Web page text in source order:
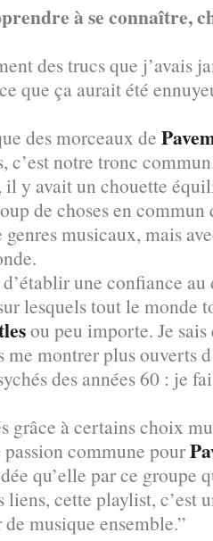
à se connaître,
des trucs que j’avais
que ça aurait été
des morceaux de
c’est notre tronc
y avait un chouette
de choses en
musicaux, mais
une confiance
lesquels tout le monde
ou peu importe. Je sais
me montrer plus ouverts
des années 60 : je
grâce à certains choix
passion commune pour
qu’elle par ce groupe
liens, cette playlist, c’est
musique ensemble.”